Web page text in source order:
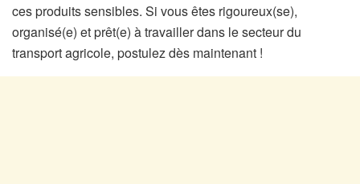
ces produits sensibles. Si vous êtes rigoureux(se),
organisé(e) et prêt(e) à travailler dans le secteur du
transport agricole, postulez dès maintenant !